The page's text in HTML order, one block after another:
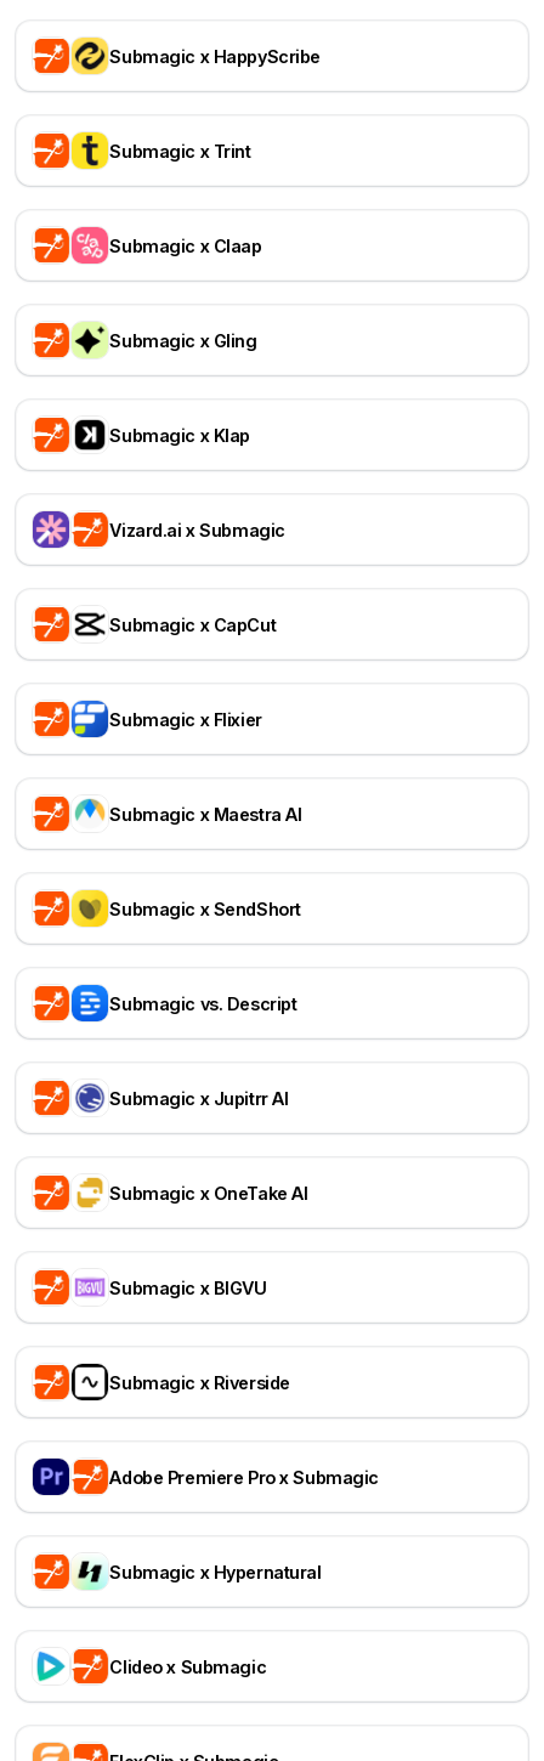
Submagic x HappyScribe
Submagic x Trint
Submagic x Claap
Submagic x Gling
Submagic x Klap
Vizard.ai x Submagic
Submagic x CapCut
Submagic x Flixier
Submagic x Maestra AI
Submagic x SendShort
Submagic vs. Descript
Submagic x Jupitrr AI
Submagic x OneTake AI
Submagic x BIGVU
Submagic x Riverside
Adobe Premiere Pro x Submagic
Submagic x Hypernatural
Clideo x Submagic